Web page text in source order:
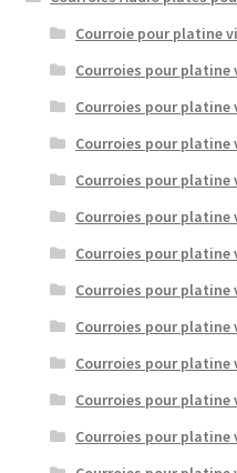
Courroie pour platine
Courroies pour platine
Courroies pour platine
Courroies pour platine
Courroies pour platine
Courroies pour platine
Courroies pour platine
Courroies pour platine
Courroies pour platine
Courroies pour platine
Courroies pour platine
Courroies pour platine